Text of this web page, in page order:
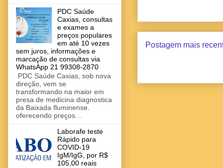
Postagem mais
PDC Saúde
Caxias, consultas
e exames a
preços populares
em até 10 vezes
sem juros, informações e
marcação de consultas via
WhatsApp 21 99308-2870
PDC Saúde Caxias, sob nova
direção, vem se
transformando na maior em
presa de medicina diagnostica
da Baixada fluminense.
oferecendo preços...
Laborafe teste
Rápido para
COVID-19
IgM/IgG, por R$
105,00 reais